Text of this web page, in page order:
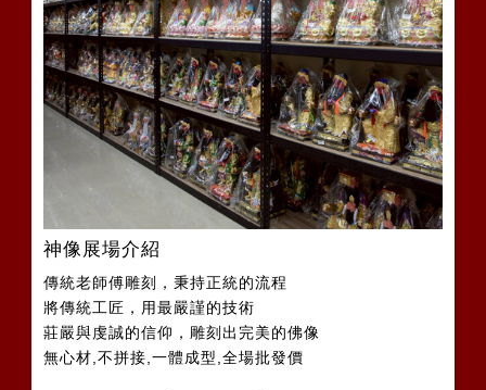
神像展場介紹
傳統老師傅雕刻，秉持正統的流程
將傳統工匠，用最嚴謹的技術
莊嚴與虔誠的信仰，雕刻出完美的佛像
無心材,不拼接,一體成型,全場批發價